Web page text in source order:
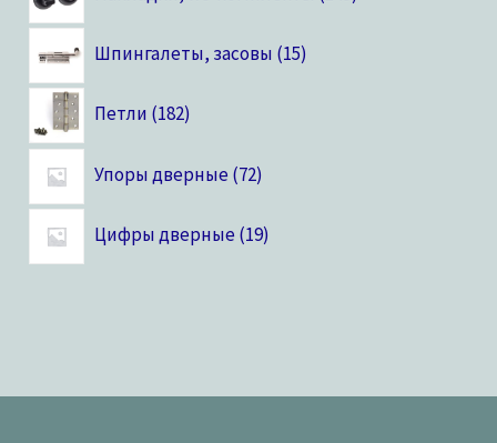
Шпингалеты, засовы 15
Петли 182
Упоры дверные 72
Цифры дверные 19